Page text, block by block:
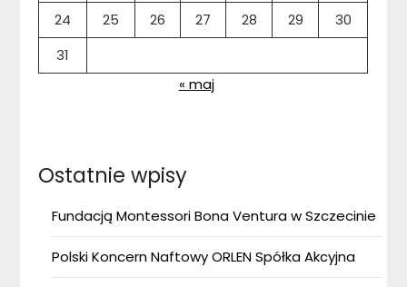
24
25 26 27 28 29
30
31
« maj
Ostatnie wpisy
Fundacją Montessori Bona Ventura w Szczecinie
Polski Koncern Naftowy ORLEN Spółka Akcyjna